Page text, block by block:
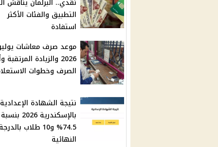
نقدي.. البرلمان يناقش
التطبيق والفئات الأكثر
استفادة
موعد صرف معاشات
2026 والزيادة
الصرف وخطوات
نتيجة الشهادة الإعدادية
بالإسكندرية
74.5% و10 طلاب
النهائية